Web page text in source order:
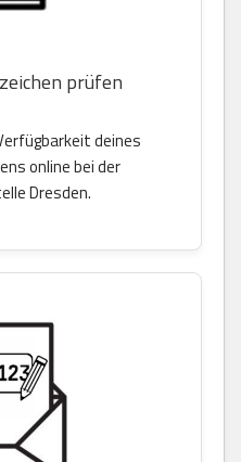
prüfen
deines
online bei der
Dresden.